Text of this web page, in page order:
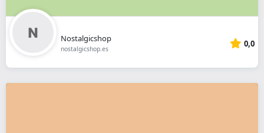
Nostalgicshop
nostalgicshop.es 0,0